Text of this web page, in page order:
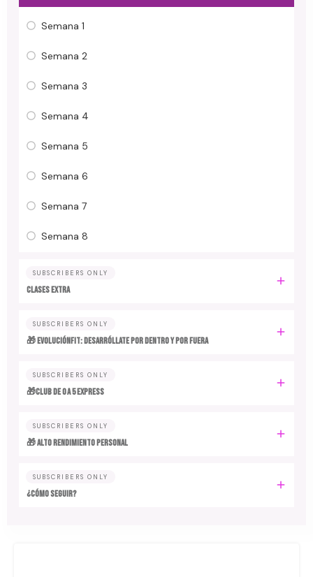
Semana 1
Semana 2
Semana 3
Semana 4
Semana 5
Semana 6
Semana 7
Semana 8
SUBSCRIBERS ONLY
CLASES EXTRA
SUBSCRIBERS ONLY
🎁 EvoluciónFit: desarróllate por dentro y por fuera
SUBSCRIBERS ONLY
🎁Club de 0 a 5 EXPRESS
SUBSCRIBERS ONLY
🎁 ALTO RENDIMIENTO PERSONAL
SUBSCRIBERS ONLY
¿CÓMO SEGUIR?